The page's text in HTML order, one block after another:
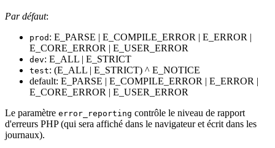
Par défaut:
prod : E_PARSE | E_COMPILE_ERROR | E_ERROR |
E_CORE_ERROR | E_USER_ERROR
dev: E_ALL | E_STRICT
test: (E_ALL | E_STRICT) ^ E_NOTICE
default: E_PARSE | E_COMPILE_ERROR | E_ERROR |
E_CORE_ERROR | E_USER_ERROR
Le paramètre error_reporting contrôle le niveau de rapport
d'erreurs PHP (qui sera affiché dans le navigateur et écrit dans les
journaux).